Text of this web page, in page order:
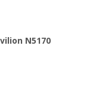
N5170